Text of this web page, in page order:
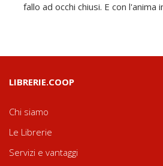
fallo ad occhi chiusi. E con l'anima
LIBRERIE.COOP
Chi siamo
Le Librerie
Servizi e vantaggi